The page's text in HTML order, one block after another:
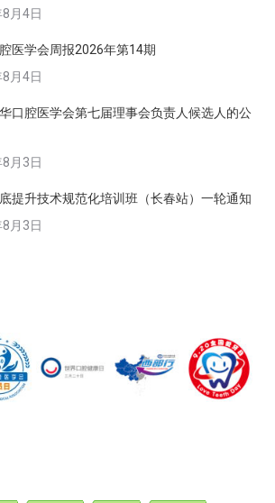
月4日
医学会周报2026年第14期
月4日
口腔医学会第七届理事会负责人候选人的公
月3日
底提升技术规范化培训班（长春站）一轮通知
月3日